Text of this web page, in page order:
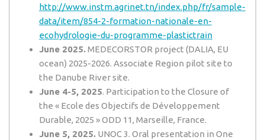
http://www.instm.agrinet.tn/index.php/fr/sample-
data/item/854-2-formation-nationale-en-
ecohydrologie-du-programme-plastictrain
June 2025.MEDECORSTOR project (DALIA, EU
ocean) 2025-2026. Associate Region pilot site to
the Danube River site.
June 4-5, 2025. Participation to the Closure of
the « Ecole des Objectifs de Développement
Durable, 2025 » ODD 11, Marseille, France.
June 5, 2025. UNOC 3. Oral presentation in One